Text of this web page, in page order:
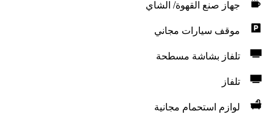
جهاز صنع القهوة/ الشاي
موقف سيارات مجاني
تلفاز بشاشة مسطحة
تلفاز
لوازم استحمام مجانية